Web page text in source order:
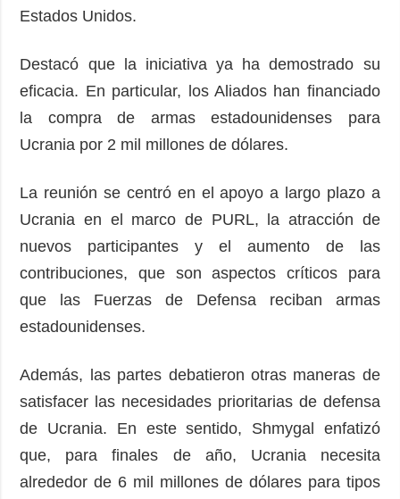
Estados Unidos.
Destacó que la iniciativa ya ha demostrado su
eficacia. En particular, los Aliados han financiado
la compra de armas estadounidenses para
Ucrania por 2 mil millones de dólares.
La reunión se centró en el apoyo a largo plazo a
Ucrania en el marco de PURL, la atracción de
nuevos participantes y el aumento de las
contribuciones, que son aspectos críticos para
que las Fuerzas de Defensa reciban armas
estadounidenses.
Además, las partes debatieron otras maneras de
satisfacer las necesidades prioritarias de defensa
de Ucrania. En este sentido, Shmygal enfatizó
que, para finales de año, Ucrania necesita
alrededor de 6 mil millones de dólares para tipos